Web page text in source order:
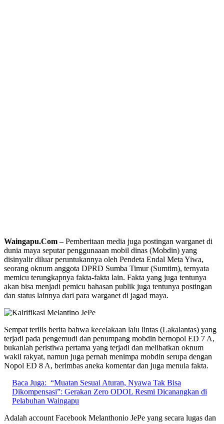
Waingapu.Com – Pemberitaan media juga postingan warganet di
dunia maya seputar penggunaaan mobil dinas (Mobdin) yang
disinyalir diluar peruntukannya oleh Pendeta Endal Meta Yiwa,
seorang oknum anggota DPRD Sumba Timur (Sumtim), ternyata
memicu terungkapnya fakta-fakta lain. Fakta yang juga tentunya
akan bisa menjadi pemicu bahasan publik juga tentunya postingan
dan status lainnya dari para warganet di jagad maya.
Sempat terilis berita bahwa kecelakaan lalu lintas (Lakalantas) yang
terjadi pada pengemudi dan penumpang mobdin bernopol ED 7 A,
bukanlah peristiwa pertama yang terjadi dan melibatkan oknum
wakil rakyat, namun juga pernah menimpa mobdin serupa dengan
Nopol ED 8 A, berimbas aneka komentar dan juga menuia fakta.
Baca Juga: “Muatan Sesuai Aturan, Nyawa Tak Bisa
Dikompensasi”: Gerakan Zero ODOL Resmi Dicanangkan di
Pelabuhan Waingapu
Adalah account Facebook Melanthonio JePe yang secara lugas dan